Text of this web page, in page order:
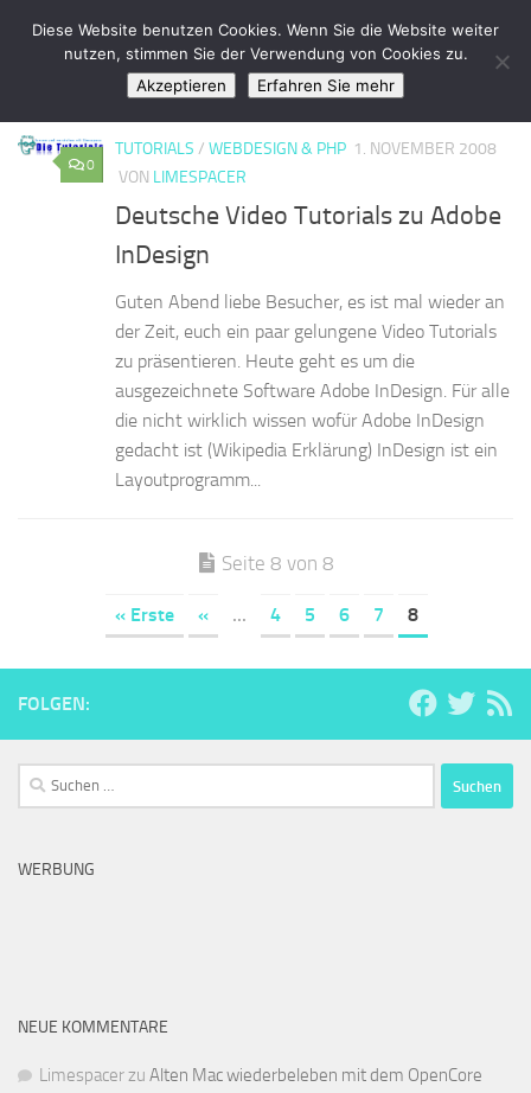
Zum Inhalt springen
LimeSpace - IT
TUTORIALS
0
TUTORIALS / WEBDESIGN & PHP 1. NOVEMBER 2008
VON LIMESPACER
Deutsche Video Tutorials zu Adobe
InDesign
Guten Abend liebe Besucher, es ist mal wieder an
der Zeit, euch ein paar gelungene Video Tutorials
zu präsentieren. Heute geht es um die
ausgezeichnete Software Adobe InDesign. Für alle
die nicht wirklich wissen wofür Adobe InDesign
gedacht ist (Wikipedia Erklärung) InDesign ist ein
Layoutprogramm...
Seite 8 von 8
« Erste « ... 4 5 6 7 8
FOLGEN:
Suchen
nach:
WERBUNG
NEUE KOMMENTARE
Limespacerzu Alten Mac wiederbeleben mit dem OpenCore
Diese Website benutzen Cookies. Wenn Sie die Website weiter
nutzen, stimmen Sie der Verwendung von Cookies zu.
Akzeptieren
Erfahren Sie mehr